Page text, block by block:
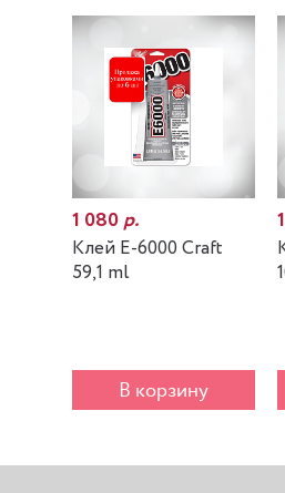
1 080р.
Клей E-6000 Craft
59,1 ml
В корзину